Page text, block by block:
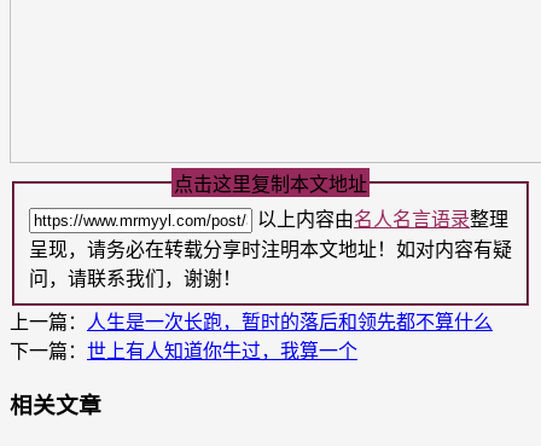
点击这里复制本文地址
以上内容由名人名言语录整理
呈现，请务必在转载分享时注明本文地址！如对内容有疑
问，请联系我们，谢谢！
上一篇： 人生是一次长跑，暂时的落后和领先都不算什么
下一篇： 世上有人知道你牛过，我算一个
相关文章